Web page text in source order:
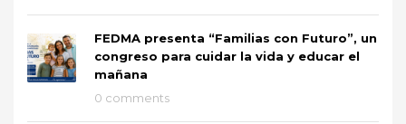
FEDMA presenta “Familias con Futuro”, un
congreso para cuidar la vida y educar el
mañana
0 comments